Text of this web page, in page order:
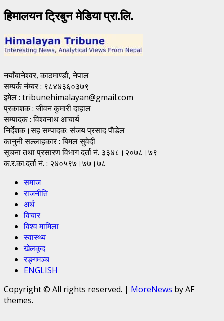
हिमालयन ट्रिबुन मेडिया प्रा.लि.
नयाँबानेश्वर, काठमाण्डाै, नेपाल
सम्पर्क नंम्बर : ९८४४३६०३७९
इमेल : tribunehimalayan@gmail.com
प्रकाशक : जीवन कुमारी दाहाल
सम्पादक : विश्वनाथ आचार्य
निर्देशक।सह सम्पादक: संजय प्रसाद पाैडेल
कानुनी सल्लाहकार : बिमल सुवेदी
सूचना तथा प्रसारण विभाग दर्ता नं. ३३४८।२०७८।७९
क.र.का.दर्ता नं. : २४०५९७।७७।७८
समाज
राजनीति
अर्थ
विचार
विश्व मामिला
स्वास्थ्य
खेलकूद
रङ्गमञ्च
ENGLISH
Copyright © All rights reserved. | MoreNews by AF
themes.